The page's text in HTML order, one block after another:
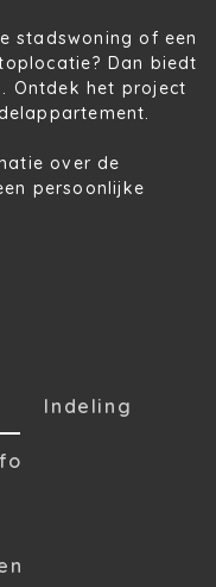
stadswoning of een
Dan biedt
Ontdek het project
over de
persoonlijke
Indeling